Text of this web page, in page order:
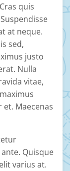
quis
at neque.
sed,
justo
Nulla
vitae,
Maecenas
Quisque
varius at.